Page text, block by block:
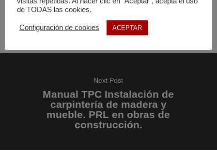
y la entidad que lo financie y/o subvencione.
Next Post
Manual TPC Instalación de
carpintería de madera y
mueble. PRL en obras de
construcción.
de TODAS las cookies.
Configuración de cookies ACEPTAR